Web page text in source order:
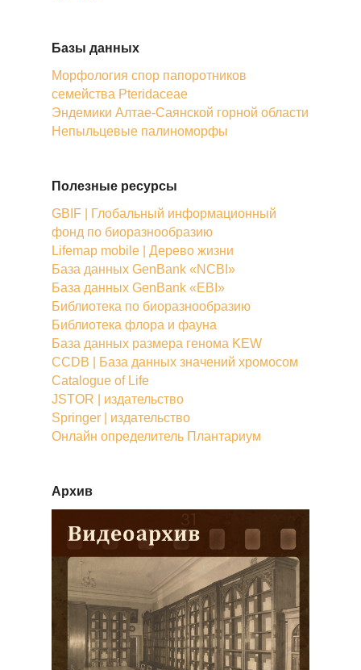
Базы данных
Морфология спор папоротников
семейства Pteridaceae
Эндемики Алтае-Саянской горной области
Непыльцевые палиноморфы
Полезные ресурсы
GBIF | Глобальный информационный
фонд по биоразнообразию
Lifemap mobile | Дерево жизни
База данных GenBank «NCBI»
База данных GenBank «EBI»
Библиотека по биоразнообразию
Библиотека флора и фауна
База данных размера генома KEW
CCDB | База данных значений хромосом
Catalogue of Life
JSTOR | издательство
Springer | издательство
Онлайн определитель Плантариум
Архив